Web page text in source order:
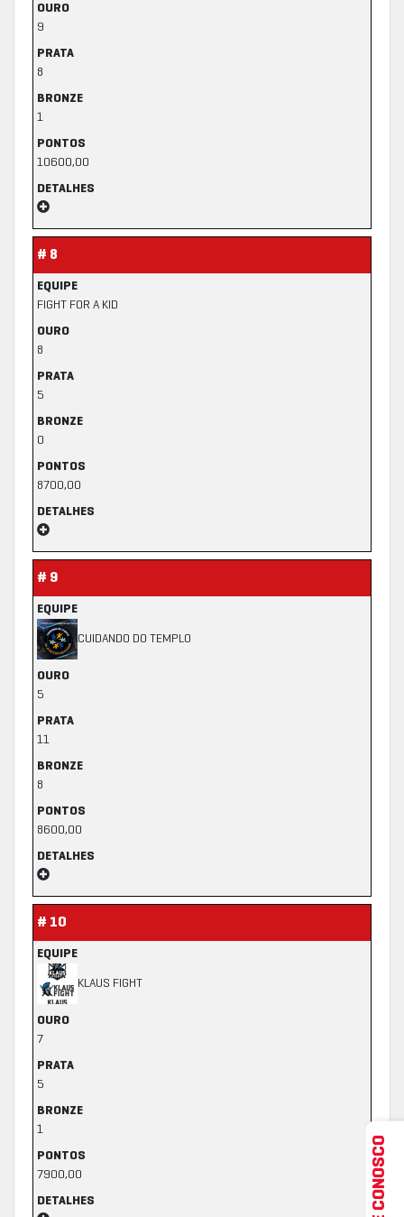
OURO
9
PRATA
8
BRONZE
1
PONTOS
10600,00
DETALHES
# 8
EQUIPE
FIGHT FOR A KID
OURO
8
PRATA
5
BRONZE
0
PONTOS
8700,00
DETALHES
# 9
EQUIPE
CUIDANDO DO TEMPLO
OURO
5
PRATA
11
BRONZE
8
PONTOS
8600,00
DETALHES
# 10
EQUIPE
KLAUS FIGHT
OURO
7
PRATA
5
BRONZE
1
PONTOS
7900,00
DETALHES FALE CONOSCO